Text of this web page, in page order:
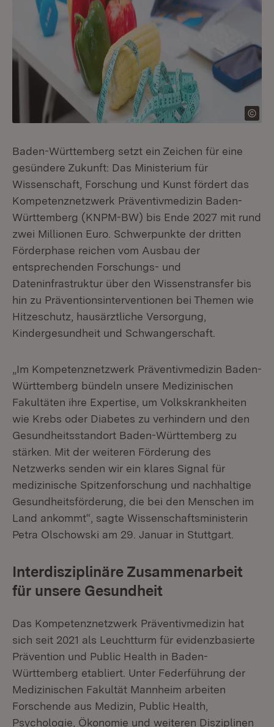
Baden-Württemberg setzt ein Zeichen für eine
gesündere Zukunft: Das Ministerium für
Wissenschaft, Forschung und Kunst fördert das
Kompetenznetzwerk Präventivmedizin Baden-
Württemberg (KNPM-BW) bis Ende 2027 mit rund
zwei Millionen Euro. Schwerpunkte der dritten
Förderphase reichen vom Ausbau der
entsprechenden Forschungs- und
Dateninfrastruktur über den Wissenstransfer bis
hin zu Präventionsinterventionen bei Themen wie
Hitzeschutz, hausärztliche Versorgung,
Kindergesundheit und Schwangerschaft.
„Im Kompetenznetzwerk Präventivmedizin Baden-
Württemberg bündeln unsere Medizinischen
Fakultäten ihre Expertise, um Volkskrankheiten
wie Krebs oder Diabetes zu verhindern und den
Gesundheitsstandort Baden-Württemberg zu
stärken. Mit der weiteren Förderung des
Netzwerks senden wir ein klares Signal für
medizinische Spitzenforschung und nachhaltige
Gesundheitsförderung, die bei den Menschen im
Land ankommt“, sagte Wissenschaftsministerin
Petra Olschowski am 29. Januar in Stuttgart.
Interdisziplinäre Zusammenarbeit
für unsere Gesundheit
Das Kompetenznetzwerk Präventivmedizin hat
sich seit 2021 als Leuchtturm für evidenzbasierte
Prävention und Public Health in Baden-
Württemberg etabliert. Unter Federführung der
Medizinischen Fakultät Mannheim arbeiten
Forschende aus Medizin, Public Health,
Psychologie, Ökonomie und weiteren Disziplinen